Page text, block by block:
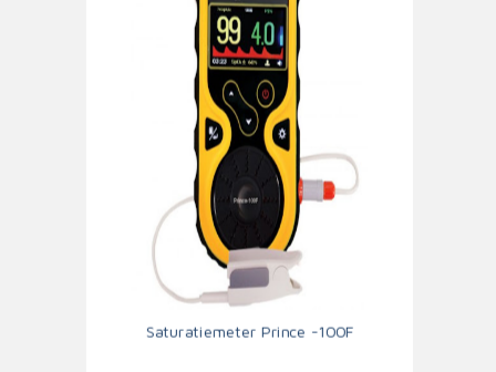
Saturatiemeter Prince -100F